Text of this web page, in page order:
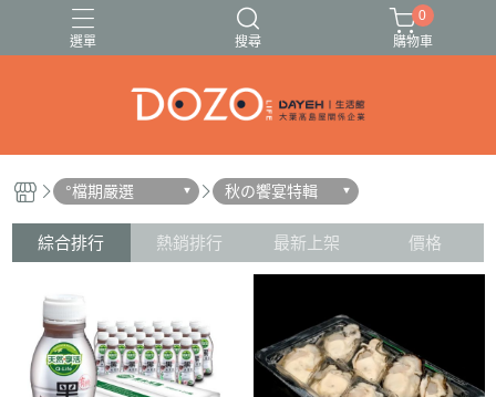
選單 搜尋
0
購物車
°檔期嚴選 秋の饗宴特輯
綜合排行 熱銷排行 最新上架 價格